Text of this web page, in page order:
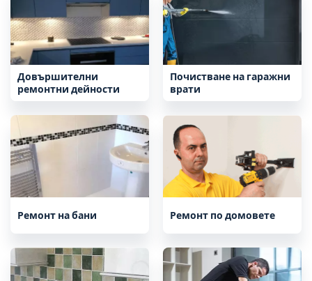
Довършителни
ремонтни дейности
Почистване на гаражни
врати
Ремонт на бани Ремонт по домовете